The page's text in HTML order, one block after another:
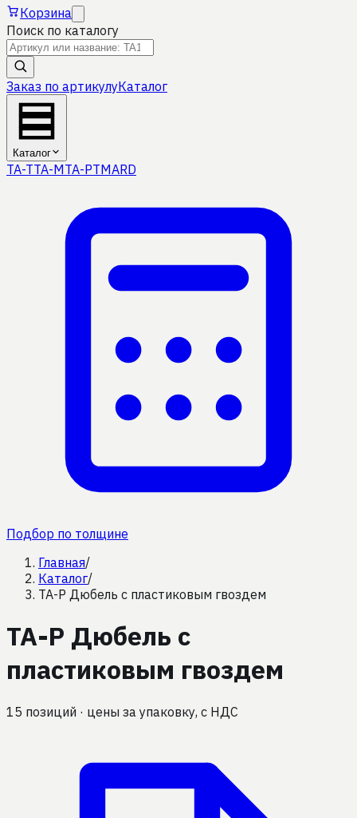
Корзина
Поиск по каталогу
Заказ по артикулуКаталог
Каталог
TA-TTA-MTA-PTMARD
Подбор по толщине
Главная/
Каталог/
TA-P Дюбель с пластиковым гвоздем
TA-P Дюбель с
пластиковым гвоздем
15 позиций · цены за упаковку, с НДС